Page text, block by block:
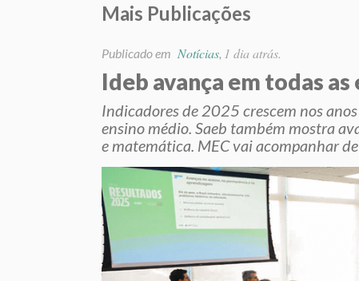
Mais Publicações
Publicado em Notícias, 1 dia atrás.
Ideb avança em todas
Indicadores de 2025 crescem nos
ensino médio. Saeb também mostra
e matemática. MEC vai acompanhar